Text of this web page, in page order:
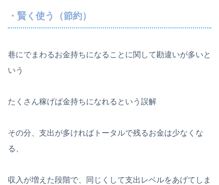
・賢く使う（節約）
巷にでまわるお金持ちになることに関して勘違いが多いと
いう
たくさん稼げば金持ちになれるという誤解
その分、支出が多ければトータルで残るお金は少なくな
る、
収入が増えた段階で、同じくして支出レベルをあげてしま